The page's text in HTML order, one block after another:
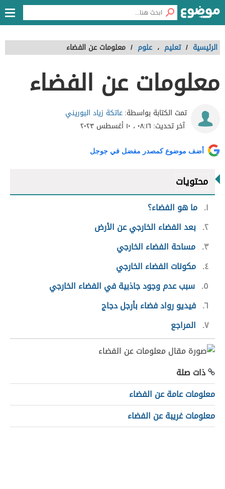
الرئيسية / تعليم ، علوم / معلومات عن الفضاء
معلومات عن الفضاء
تمت الكتابة بواسطة:عاتكة زياد البوريني
آخر تحديث: ٠٨:١٦ ، ١٠ أغسطس ٢٠٢٣
أضف موضوع كمصدر مفضل في جوجل
محتويات
١ ما هو الفضاء؟
٢ بعد الفضاء الخارجي عن الأرض
٣ مساحة الفضاء الخارجي
٤ مكونات الفضاء الخارجي
٥ سبب عدم وجود جاذبية في الفضاء الخارجي
٦ فيديو رواد فضاء بأرجل دجاج
٧ المراجع
ذات صلة
معلومات عامة عن الفضاء
معلومات غريبة عن الفضاء